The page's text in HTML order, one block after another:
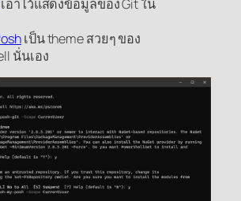
เอาไว้แสดงข้อมูลของ Git ใน
เป็น theme สวยๆ ของ
นั่นเอง